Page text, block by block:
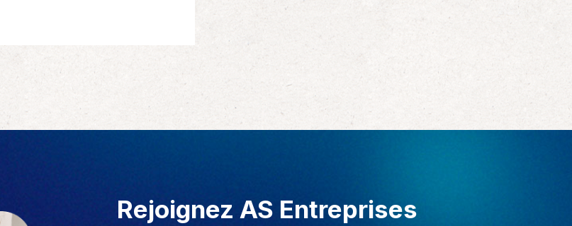
Rejoignez AS Entreprises